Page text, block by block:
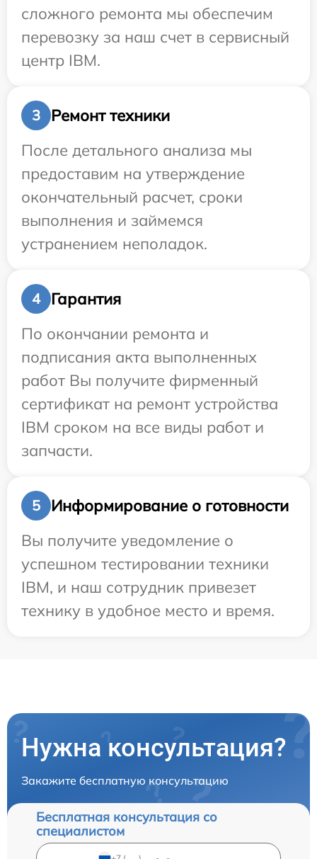
сложного ремонта мы обеспечим
перевозку за наш счет в сервисный
центр IBM.
3
Ремонт техники
После детального анализа мы
предоставим на утверждение
окончательный расчет, сроки
выполнения и займемся
устранением неполадок.
4
Гарантия
По окончании ремонта и
подписания акта выполненных
работ Вы получите фирменный
сертификат на ремонт устройства
IBM сроком на все виды работ и
запчасти.
5
Информирование о готовности
Вы получите уведомление о
успешном тестировании техники
IBM, и наш сотрудник привезет
технику в удобное место и время.
Нужна консультация?
Закажите бесплатную консультацию
Бесплатная консультация со
специалистом